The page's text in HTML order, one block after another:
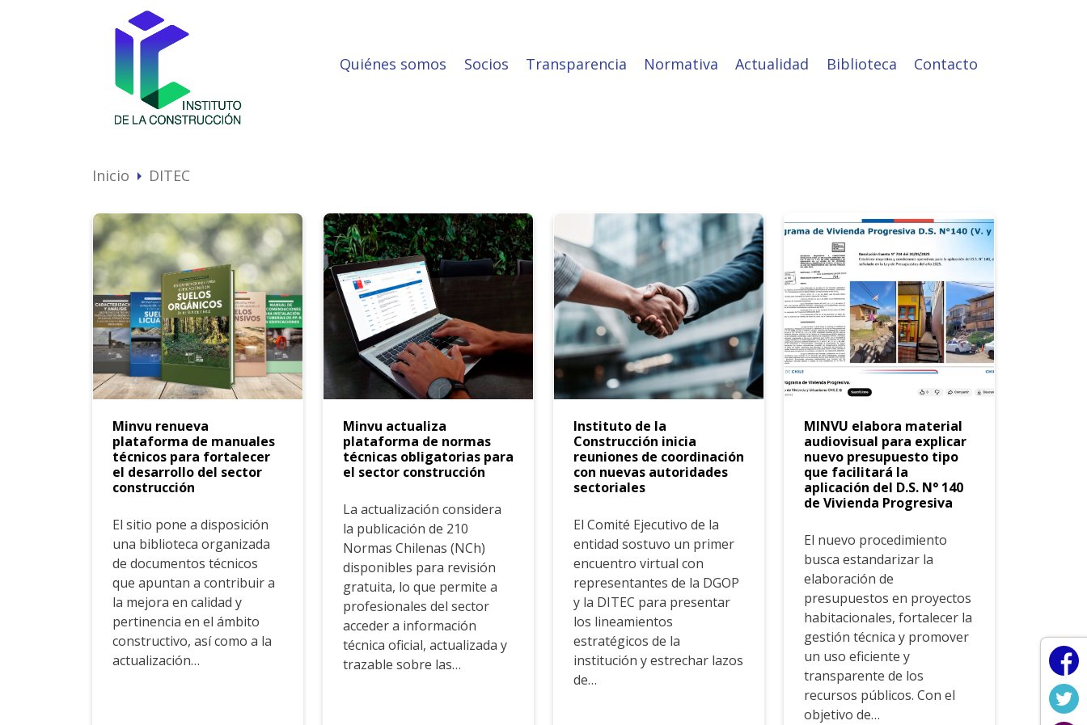
Quiénes somos Socios Transparencia Normativa Actualidad Biblioteca Contacto
Inicio arrow_right DITEC
Minvu renueva
plataforma de manuales
técnicos para fortalecer
el desarrollo del sector
construcción
El sitio pone a disposición
una biblioteca organizada
de documentos técnicos
que apuntan a contribuir a
la mejora en calidad y
pertinencia en el ámbito
constructivo, así como a la
actualización…
Minvu actualiza
plataforma de normas
técnicas obligatorias para
el sector construcción
La actualización considera
la publicación de 210
Normas Chilenas (NCh)
disponibles para revisión
gratuita, lo que permite a
profesionales del sector
acceder a información
técnica oficial, actualizada y
trazable sobre las…
Instituto de la
Construcción inicia
reuniones de coordinación
con nuevas autoridades
sectoriales
El Comité Ejecutivo de la
entidad sostuvo un primer
encuentro virtual con
representantes de la DGOP
y la DITEC para presentar
los lineamientos
estratégicos de la
institución y estrechar lazos
de…
MINVU elabora material
audiovisual para explicar
nuevo presupuesto tipo
que facilitará la
aplicación del D.S. N° 140
de Vivienda Progresiva
El nuevo procedimiento
busca estandarizar la
elaboración de
presupuestos en proyectos
habitacionales, fortalecer la
gestión técnica y promover
un uso eficiente y
transparente de los
recursos públicos. Con el
objetivo de…